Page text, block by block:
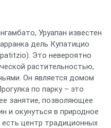
Уруапан известен
дель Купатицио
Это невероятно
растительностью,
Он является домом
по парку – это
занятие, позволяющее
и окунуться в природное
есть центр традиционных